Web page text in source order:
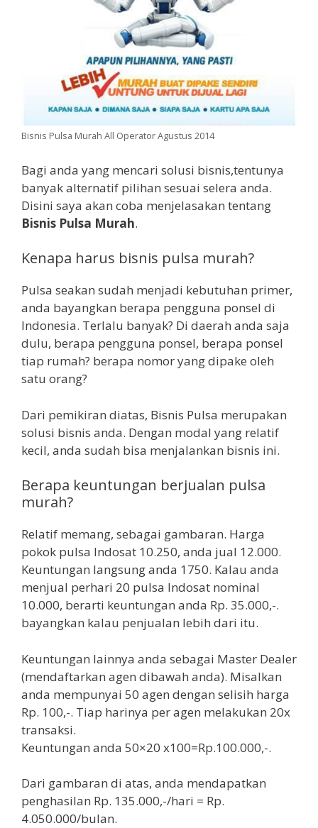
Bisnis Pulsa Murah All Operator Agustus 2014
Bagi anda yang mencari solusi bisnis,tentunya
banyak alternatif pilihan sesuai selera anda.
Disini saya akan coba menjelasakan tentang
Bisnis Pulsa Murah.
Kenapa harus bisnis pulsa murah?
Pulsa seakan sudah menjadi kebutuhan primer,
anda bayangkan berapa pengguna ponsel di
Indonesia. Terlalu banyak? Di daerah anda saja
dulu, berapa pengguna ponsel, berapa ponsel
tiap rumah? berapa nomor yang dipake oleh
satu orang?
Dari pemikiran diatas, Bisnis Pulsa merupakan
solusi bisnis anda. Dengan modal yang relatif
kecil, anda sudah bisa menjalankan bisnis ini.
Berapa keuntungan berjualan pulsa
murah?
Relatif memang, sebagai gambaran. Harga
pokok pulsa Indosat 10.250, anda jual 12.000.
Keuntungan langsung anda 1750. Kalau anda
menjual perhari 20 pulsa Indosat nominal
10.000, berarti keuntungan anda Rp. 35.000,-.
bayangkan kalau penjualan lebih dari itu.
Keuntungan lainnya anda sebagai Master Dealer
(mendaftarkan agen dibawah anda). Misalkan
anda mempunyai 50 agen dengan selisih harga
Rp. 100,-. Tiap harinya per agen melakukan 20x
transaksi.
Keuntungan anda 50×20 x100=Rp.100.000,-.
Dari gambaran di atas, anda mendapatkan
penghasilan Rp. 135.000,-/hari = Rp.
4.050.000/bulan.